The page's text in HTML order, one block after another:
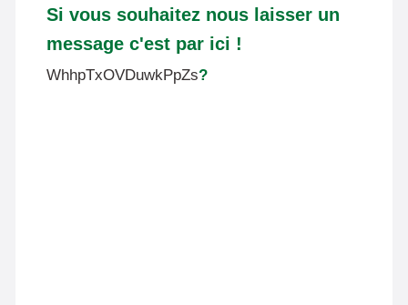
Si vous souhaitez nous laisser un
message c'est par ici !
WhhpTxOVDuwkPpZs?